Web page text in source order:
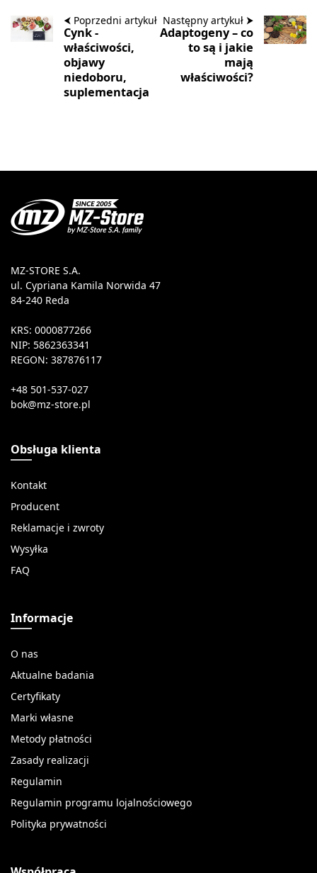
⮜ Poprzedni artykuł
Cynk -
właściwości,
objawy
niedoboru,
suplementacja
Następny artykuł ⮞
Adaptogeny – co
to są i jakie
mają
właściwości?
MZ-STORE S.A.
ul. Cypriana Kamila Norwida 47
84-240 Reda
KRS: 0000877266
NIP: 5862363341
REGON: 387876117
+48 501-537-027
Obsługa klienta
Kontakt
Producent
Reklamacje i zwroty
Wysyłka
FAQ
Informacje
O nas
Aktualne badania
Certyfikaty
Marki własne
Metody płatności
Zasady realizacji
Regulamin
Regulamin programu lojalnościowego
Polityka prywatności